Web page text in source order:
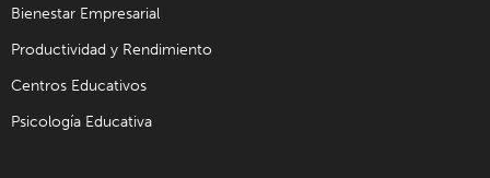
Bienestar Empresarial
Productividad y Rendimiento
Centros Educativos
Psicología Educativa